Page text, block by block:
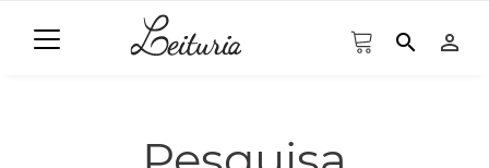
search person_outline